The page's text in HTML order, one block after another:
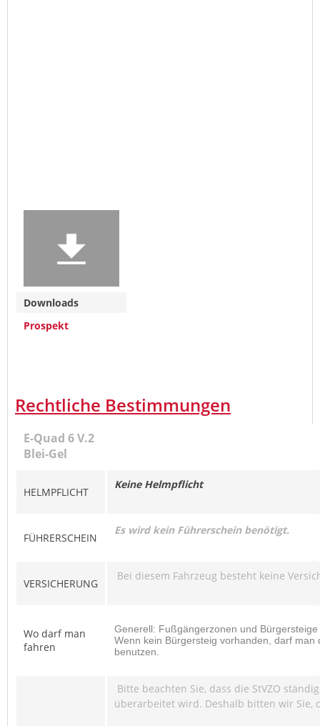
Downloads
Prospekt
Rechtliche Bestimmungen
E-Quad 6 V.2
Blei-Gel
HELMPFLICHT
Keine Helmpflicht
FÜHRERSCHEIN
Es wird kein Führerschein benötigt.
VERSICHERUNG
Bei diesem Fahrzeug besteht keine
Wo darf man
fahren
Generell: Fußgängerzonen und Bürgersteige
Wenn kein Bürgersteig vorhanden, darf
benutzen.
Bitte beachten Sie, dass die StVZO ständig
überarbeitet wird. Deshalb bitten wir Sie,